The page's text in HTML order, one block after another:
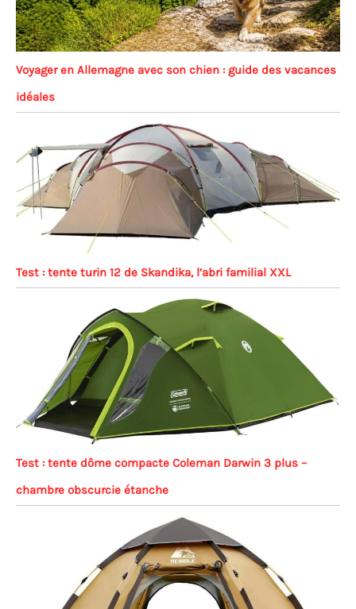
Voyager en Allemagne avec son chien : guide des vacances
idéales
Test : tente turin 12 de Skandika, l’abri familial XXL
Test : tente dôme compacte Coleman Darwin 3 plus –
chambre obscurcie étanche